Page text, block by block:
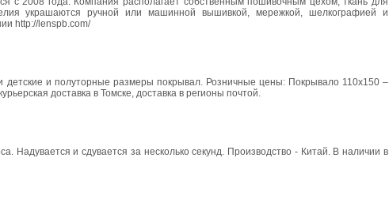
украшаются ручной или машинной вышивкой, мережкой, шелкографией и
http://lenspb.com/
детские и полуторные размеры покрывал. Розничные цены: Покрывало 110х150 –
доставка в Томске, доставка в регионы почтой.
Надувается и сдувается за несколько секунд. Производство - Китай. В наличии в